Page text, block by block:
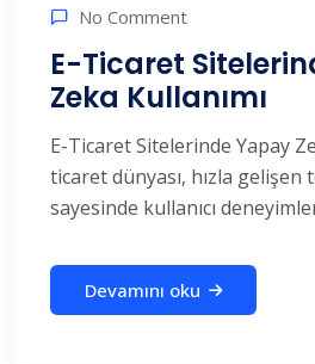
No Comment
E-Ticaret
Zeka Kullanımı
E-Ticaret Sitelerinde Yapay
ticaret dünyası, hızla
sayesinde kullanıcı
Devamını oku